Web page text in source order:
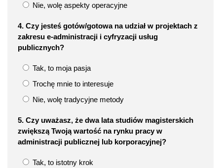
Nie, wolę aspekty operacyjne
4. Czy jesteś gotów/gotowa na udział w projektach z
zakresu e-administracji i cyfryzacji usług
publicznych?
Tak, to moja pasja
Trochę mnie to interesuje
Nie, wolę tradycyjne metody
5. Czy uważasz, że dwa lata studiów magisterskich
zwiększą Twoją wartość na rynku pracy w
administracji publicznej lub korporacyjnej?
Tak, to istotny krok